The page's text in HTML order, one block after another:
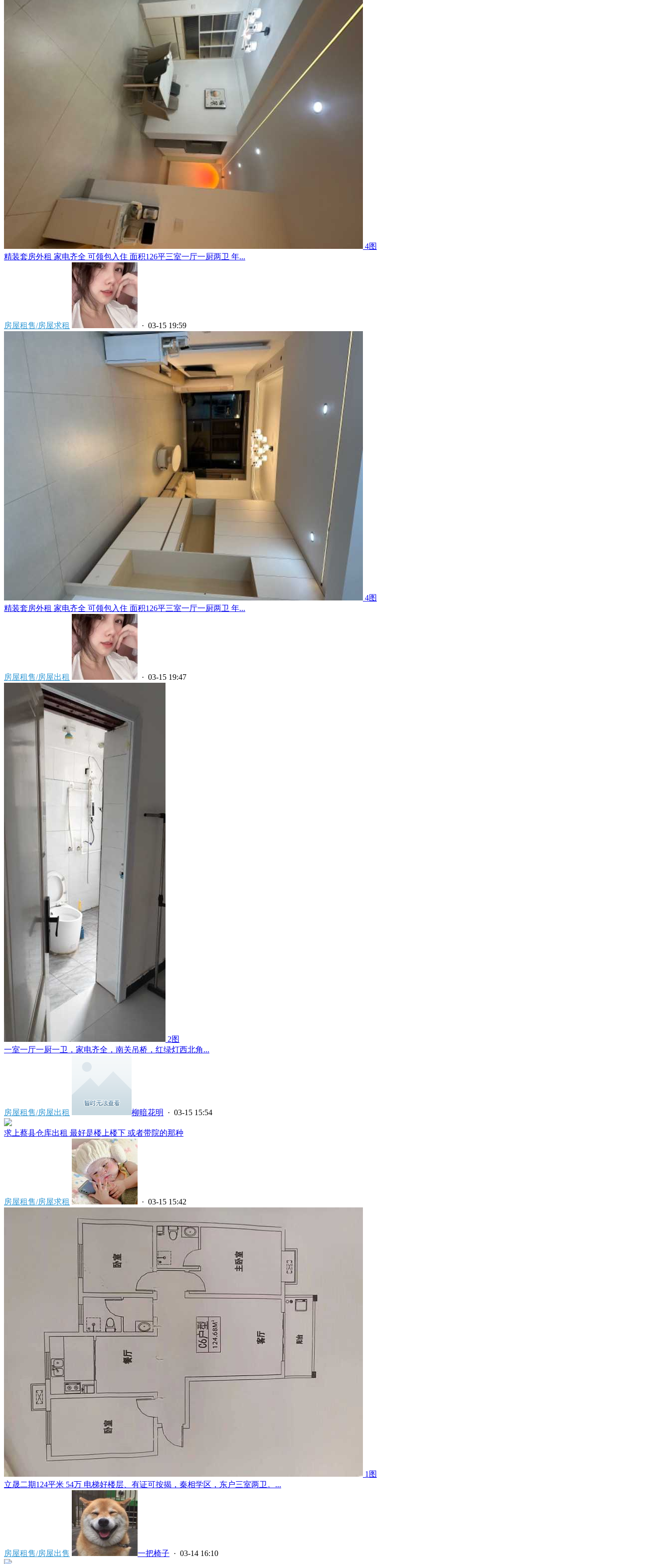
4图
精装套房外租 家电齐全 可领包入住 面积126平三室一厅一厨两卫 年...
房屋租售/房屋求租 · 03-15 19:59
4图
精装套房外租 家电齐全 可领包入住 面积126平三室一厅一厨两卫 年...
房屋租售/房屋出租 · 03-15 19:47
2图
一室一厅一厨一卫，家电齐全，南关吊桥，红绿灯西北角...
房屋租售/房屋出租 柳暗花明 · 03-15 15:54
求上蔡县仓库出租 最好是楼上楼下 或者带院的那种
房屋租售/房屋求租 · 03-15 15:42
1图
立晟二期124平米 54万 电梯好楼层、有证可按揭，秦相学区，东户三室两卫。...
房屋租售/房屋出售 一把椅子 · 03-14 16:10